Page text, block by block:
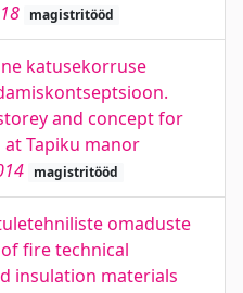
magistritööd
katusekorruse
and concept for
Tapiku manor
magistritööd
omaduste
fire technical
insulation materials